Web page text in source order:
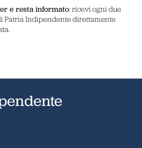
e resta informato: ricevi ogni due
Patria Indipendente direttamente